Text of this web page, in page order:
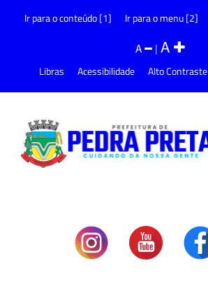
Ir para o conteúdo [1] Ir para o menu [2]
A |A
Libras Acessibilidade Alto Contraste